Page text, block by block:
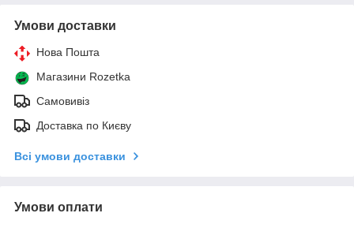
Умови доставки
Нова Пошта
Магазини Rozetka
Самовивіз
Доставка по Києву
Всі умови доставки
Умови оплати